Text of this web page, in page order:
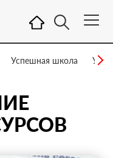
Успешная школа